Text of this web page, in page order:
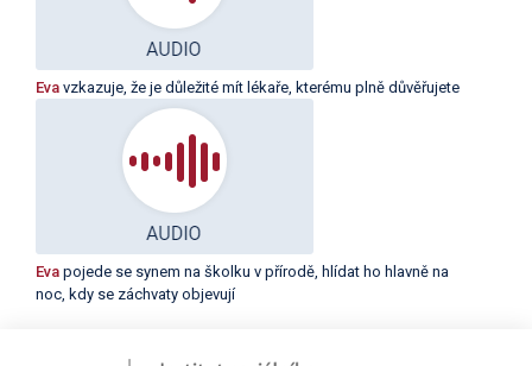
Eva vzkazuje, že je důležité mít lékaře, kterému plně důvěřujete
Eva pojede se synem na školku v přírodě, hlídat ho hlavně na
noc, kdy se záchvaty objevují